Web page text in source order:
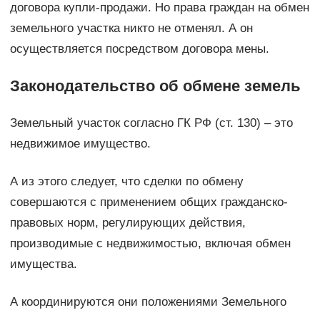
договора купли-продажи. Но права граждан на обмен
земельного участка никто не отменял. А он
осуществляется посредством договора мены.
Законодательство об обмене земель
Земельный участок согласно ГК РФ (ст. 130) – это
недвижимое имущество.
А из этого следует, что сделки по обмену
совершаются с применением общих гражданско-
правовых норм, регулирующих действия,
производимые с недвижимостью, включая обмен
имущества.
А координируются они положениями Земельного